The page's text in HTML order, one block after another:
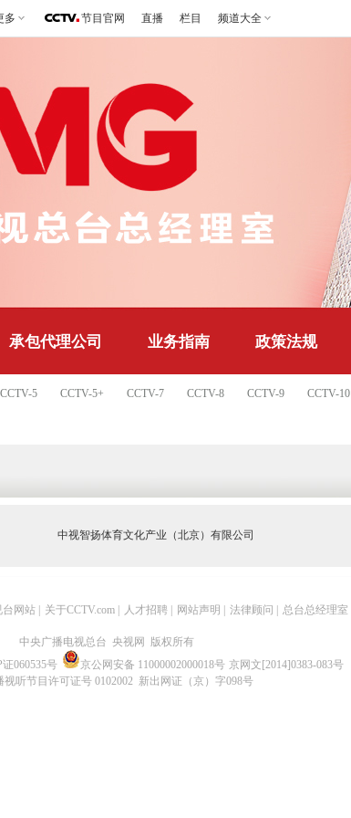
多 节目官网 直播 栏目 频道大全
承包代理公司 业务指南 政策法规
CCTV-5 CCTV-5+ CCTV-7 CCTV-8 CCTV-9 CCTV-10
中视智扬体育文化产业（北京）有限公司
台网站 关于CCTV.com 人才招聘 网站声明 法律顾问 总台总经理室
中央广播电视总台 央视网 版权所有
060535号 京公网安备 11000002000018号 京网文[2014]0383-083号
视听节目许可证号 0102002 新出网证（京）字098号